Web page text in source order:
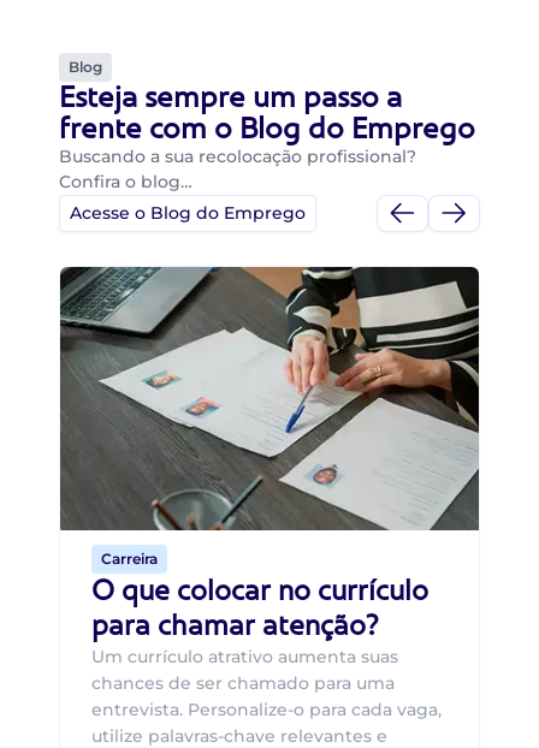
Blog
Esteja sempre um passo a
frente com o Blog do Emprego
Buscando a sua recolocação profissional?
Confira o blog…
Acesse o Blog do Emprego
Carreira
O que colocar no currículo
para chamar atenção?
Um currículo atrativo aumenta suas
chances de ser chamado para uma
entrevista. Personalize-o para cada vaga,
utilize palavras-chave relevantes e